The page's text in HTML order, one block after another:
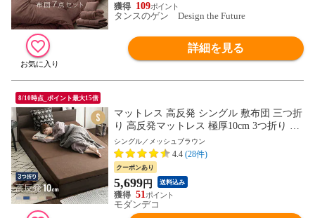
109
タンスのゲン Design the Future
詳細を見る
8/10時点_ポイント最大15倍
マットレス 高反発 シングル 敷布団 三つ折
り 高反発マットレス 極厚10cm 3つ折り 送
料無料 マットレス ベッドマットレス シン
グルマットレス 高反発ウレタン 折りたた
みマットレス ウレタンマットレス 洗える
カバー【シングル／メッシュブラウン】小
型商品（ヤマト）
シングル／メッシュブラウン
4.4 (28件)
クーポンあり
5,699円 送料込み
51
モダンデコ